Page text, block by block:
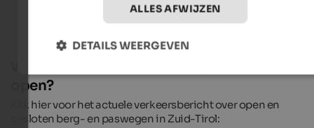
open?
Klik hier voor het actuele verkeersbericht over open en
gesloten berg- en paswegen in Zuid-Tirol:
ALLES AFWIJZEN
DETAILS WEERGEVEN